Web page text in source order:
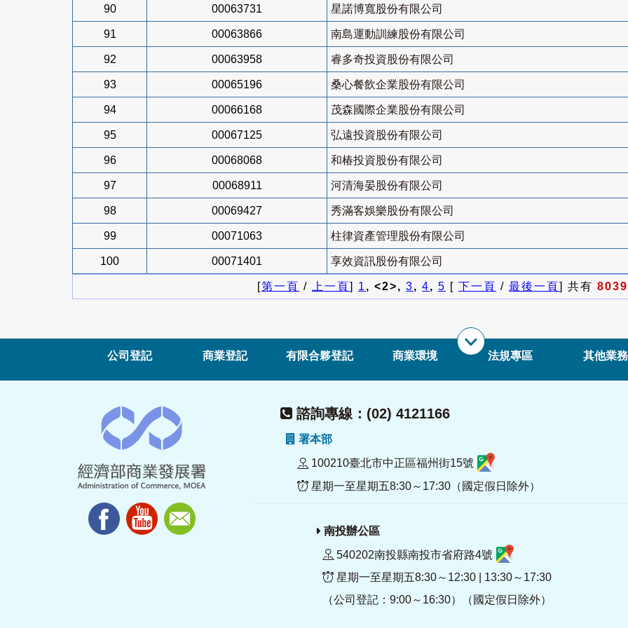
90 00063731 星諾博寬股份有限公司
91 00063866 南島運動訓練股份有限公司
92 00063958 睿多奇投資股份有限公司
93 00065196 桑心餐飲企業股份有限公司
94 00066168 茂森國際企業股份有限公司
95 00067125 弘遠投資股份有限公司
96 00068068 和椿投資股份有限公司
97 00068911 河清海晏股份有限公司
98 00069427 秀滿客娛樂股份有限公司
99 00071063 柱律資產管理股份有限公司
100 00071401 享效資訊股份有限公司
[第一頁 / 上一頁] 1, <2>, 3, 4, 5 [ 下一頁 / 最後一頁] 共有 8039
公司登記 商業登記 有限合夥登記 商業環境 法規專區 其他業務
諮詢專線：(02) 4121166
署本部
100210臺北市中正區福州街15號
星期一至星期五8:30～17:30（國定假日除外）
南投辦公區
540202南投縣南投市省府路4號
星期一至星期五8:30～12:30 | 13:30～17:30
（公司登記：9:00～16:30）（國定假日除外）